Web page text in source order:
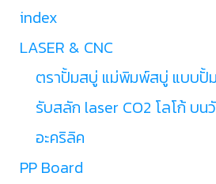
index
LASER & CNC
ตราปั้มสบู่ แม่พิมพ์สบู่ แบบปั้
รับสลัก laser CO2 โลโก้ บ
อะคริลิค
PP Board